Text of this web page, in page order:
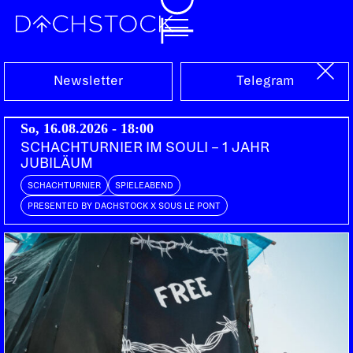
Fr, 03.06.2005
Newsletter Telegram
So, 16.08.2026 - 18:00
SCHACHTURNIER IM SOULI – 1 JAHR
JUBILÄUM
SCHACHTURNIER SPIELEABEND
PRESENTED BY DACHSTOCK X SOUS LE PONT